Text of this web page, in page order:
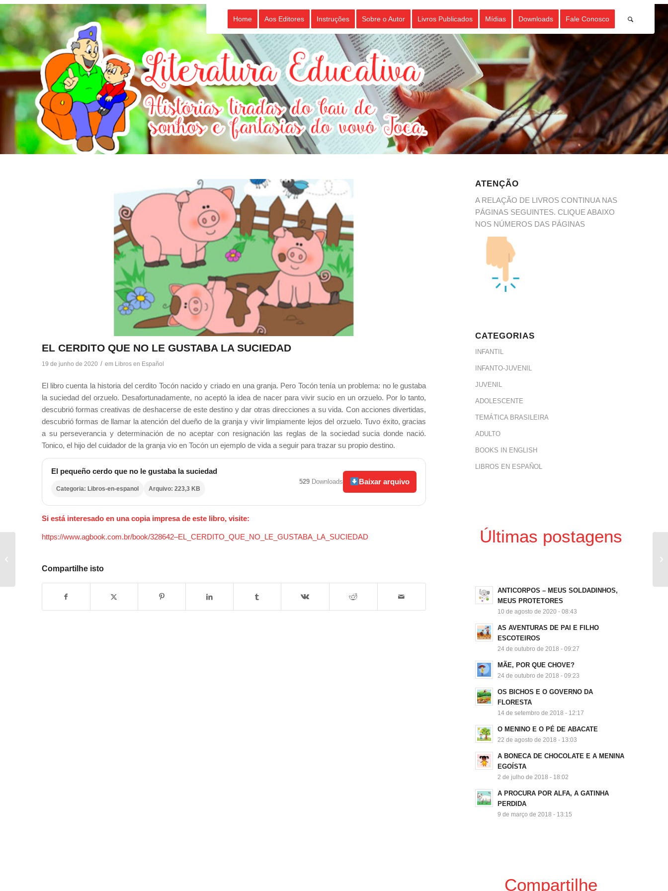
Home Aos Editores Instruções Sobre o Autor Livros Publicados Mídias Downloads Fale Conosco
EL CERDITO QUE NO LE GUSTABA LA SUCIEDAD
19 de junho de 2020 / em Libros en Español
El libro cuenta la historia del cerdito Tocón nacido y criado en una granja. Pero Tocón tenía un problema: no le gustaba
la suciedad del orzuelo. Desafortunadamente, no aceptó la idea de nacer para vivir sucio en un orzuelo. Por lo tanto,
descubrió formas creativas de deshacerse de este destino y dar otras direcciones a su vida. Con acciones divertidas,
descubrió formas de llamar la atención del dueño de la granja y vivir limpiamente lejos del orzuelo. Tuvo éxito, gracias
a su perseverancia y determinación de no aceptar con resignación las reglas de la sociedad sucia donde nació.
Tonico, el hijo del cuidador de la granja vio en Tocón un ejemplo de vida a seguir para trazar su propio destino.
El pequeño cerdo que no le gustaba la suciedad
Categoria: Libros-en-espanol Arquivo: 223,3 KB
529 Downloads Baixar arquivo
Si está interesado en una copia impresa de este libro, visite:
https://www.agbook.com.br/book/328642–EL_CERDITO_QUE_NO_LE_GUSTABA_LA_SUCIEDAD
Compartilhe isto
ATENÇÃO
A RELAÇÃO DE LIVROS CONTINUA NAS
PÁGINAS SEGUINTES. CLIQUE ABAIXO
NOS NÚMEROS DAS PÁGINAS
CATEGORIAS
INFANTIL
INFANTO-JUVENIL
JUVENIL
ADOLESCENTE
TEMÁTICA BRASILEIRA
ADULTO
BOOKS IN ENGLISH
LIBROS EN ESPAÑOL
Últimas postagens
ANTICORPOS – MEUS SOLDADINHOS,
MEUS PROTETORES
10 de agosto de 2020 - 08:43
AS AVENTURAS DE PAI E FILHO
ESCOTEIROS
24 de outubro de 2018 - 09:27
MÃE, POR QUE CHOVE?
24 de outubro de 2018 - 09:23
OS BICHOS E O GOVERNO DA
FLORESTA
14 de setembro de 2018 - 12:17
O MENINO E O PÉ DE ABACATE
22 de agosto de 2018 - 13:03
A BONECA DE CHOCOLATE E A MENINA
EGOÍSTA
2 de julho de 2018 - 18:02
A PROCURA POR ALFA, A GATINHA
PERDIDA
9 de março de 2018 - 13:15
Compartilhe
ESCUELA